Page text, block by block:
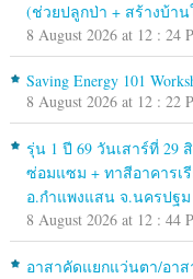
(ช่วยปลูกป่า + สร้างบ้า
8 August 2026 at 12 : 24
Saving Energy 101
8 August 2026 at 12 : 22
รุ่น 1 ปี 69 วันเสาร์ที่ 29
ซ่อมแซม + ทาสีอาคารเ
อ.กำแพงแสน จ.นครปฐม
8 August 2026 at 12 : 44
อาสาคัดแยกแว่นตา/อา